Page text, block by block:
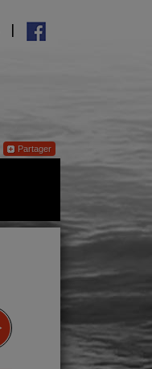
Partager